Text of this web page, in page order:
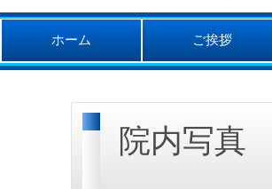
ホーム ご挨拶
院内写真